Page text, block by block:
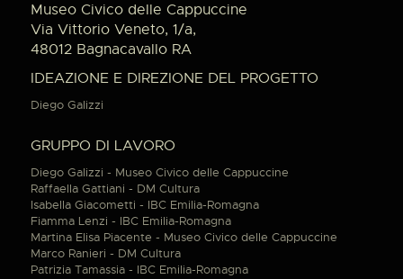
Museo Civico delle Cappuccine
Via Vittorio Veneto, 1/a,
48012 Bagnacavallo RA
IDEAZIONE E DIREZIONE DEL PROGETTO
Diego Galizzi
GRUPPO DI LAVORO
Diego Galizzi - Museo Civico delle Cappuccine
Raffaella Gattiani - DM Cultura
Isabella Giacometti - IBC Emilia-Romagna
Fiamma Lenzi - IBC Emilia-Romagna
Martina Elisa Piacente - Museo Civico delle Cappuccine
Marco Ranieri - DM Cultura
Patrizia Tamassia - IBC Emilia-Romagna